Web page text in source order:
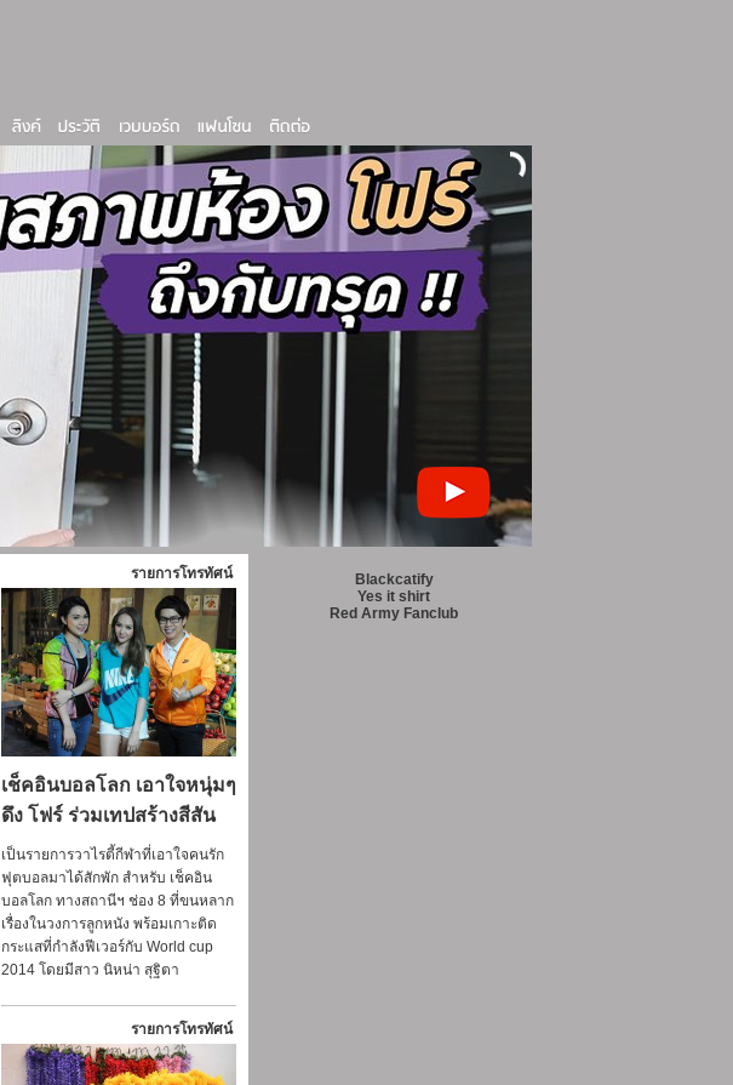
รายการโทรทัศน์
เช็คอินบอลโลก เอาใจหนุ่มๆ
ดึง โฟร์ ร่วมเทปสร้างสีสัน
เป็นรายการวาไรตี้กีฬาที่เอาใจคนรัก
ฟุตบอลมาได้สักพัก สำหรับ เช็คอิน
บอลโลก ทางสถานีฯ ช่อง 8 ที่ขนหลาก
เรื่องในวงการลูกหนัง พร้อมเกาะติด
กระแสที่กำลังฟีเวอร์กับ World cup
2014 โดยมีสาว นิหน่า สุฐิตา
รายการโทรทัศน์
Blackcatify
Yes it shirt
Red Army Fanclub